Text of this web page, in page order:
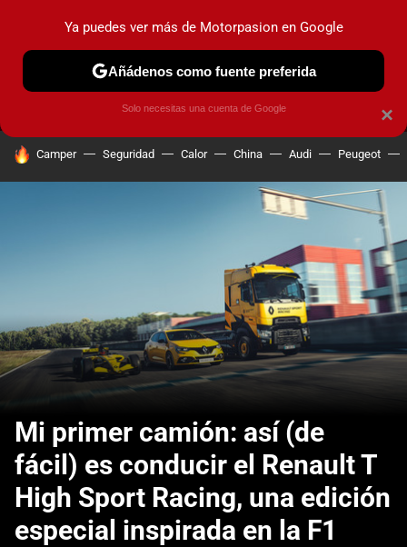
MENÚ NUEVO
COCHES ELÉCTRICOS OBSERVATORIO
HOY SE HABLA DE
Camper Seguridad Calor China Audi Peugeot
Mi primer camión: así (de
fácil) es conducir el Renault T
High Sport Racing, una edición
especial inspirada en la F1
×
Ya puedes ver más de Motorpasion en Google
Añádenos como fuente preferida
Solo necesitas una cuenta de Google